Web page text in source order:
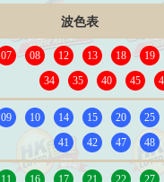
波色表
07 08 12 13 18 19
34
35 40 45
09 10 14 15 20 25
41
42 47 48